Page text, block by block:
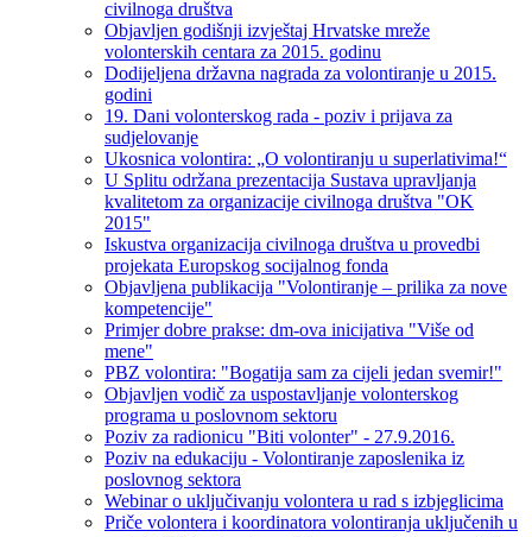
civilnoga društva
Objavljen godišnji izvještaj Hrvatske mreže
volonterskih centara za 2015. godinu
Dodijeljena državna nagrada za volontiranje u 2015.
godini
19. Dani volonterskog rada - poziv i prijava za
sudjelovanje
Ukosnica volontira: „O volontiranju u superlativima!“
U Splitu održana prezentacija Sustava upravljanja
kvalitetom za organizacije civilnoga društva "OK
2015"
Iskustva organizacija civilnoga društva u provedbi
projekata Europskog socijalnog fonda
Objavljena publikacija "Volontiranje – prilika za nove
kompetencije"
Primjer dobre prakse: dm-ova inicijativa "Više od
mene"
PBZ volontira: "Bogatija sam za cijeli jedan svemir!"
Objavljen vodič za uspostavljanje volonterskog
programa u poslovnom sektoru
Poziv za radionicu "Biti volonter" - 27.9.2016.
Poziv na edukaciju - Volontiranje zaposlenika iz
poslovnog sektora
Webinar o uključivanju volontera u rad s izbjeglicima
Priče volontera i koordinatora volontiranja uključenih u